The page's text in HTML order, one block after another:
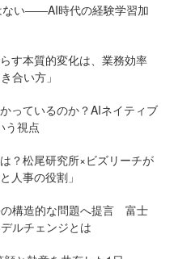
ない——AI時代の経験学習加
す本質的変化は、業務効率
合い方」
っているのか？AIネイティブ
う視点
？松尾研究所×ビズリーチが
人事の役割」
構造的な問題へ提言 富士
ルチェンジとは